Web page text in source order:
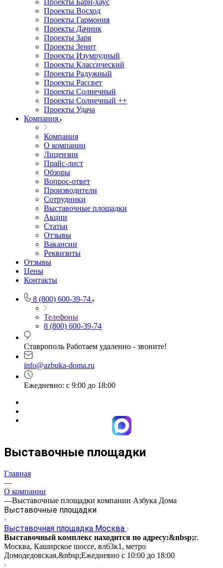
Проекты Барн-хаус
Проекты Восход
Проекты Гармония
Проекты Дачник
Проекты Заря
Проекты Зенит
Проекты Изумрудный
Проекты Классический
Проекты Радужный
Проекты Рассвет
Проекты Солнечный
Проекты Солнечный ++
Проекты Удача
Компания
Компания
О компании
Лицензии
Прайс-лист
Обзоры
Вопрос-ответ
Производители
Сотрудники
Выставочные площадки
Акции
Статьи
Отзывы
Вакансии
Реквизиты
Отзывы
Цены
Контакты
8 (800) 600-39-74
Телефоны
8 (800) 600-39-74
Ставрополь Работаем удаленно - звоните!
info@azbuka-doma.ru
Ежедневно: с 9:00 до 18:00
Выставочные площадки
Главная
—
О компании
—Выставочные площадки компании Азбука Дома
Выставочные площадки
Выставочная площадка Москва
Выставочный комплекс находится по адресу:&nbsp;г.
Москва, Каширское шоссе, вл63к1, метро
Домодедовская,&nbsp;Ежедневно с 10:00 до 18:00